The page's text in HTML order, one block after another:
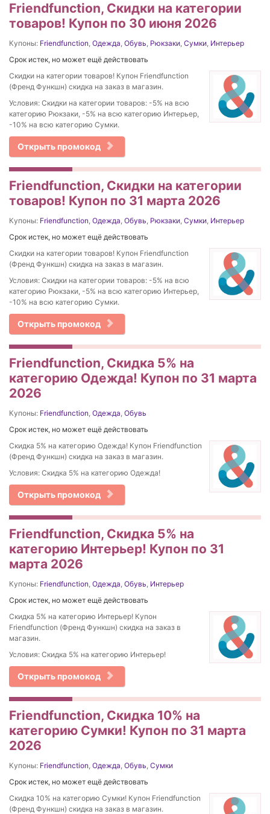
Friendfunction, Скидки на категории
товаров! Купон по 30 июня 2026
Купоны: Friendfunction, Одежда, Обувь, Рюкзаки, Сумки, Интерьер
Срок истек, но может ещё действовать
Скидки на категории товаров! Купон Friendfunction
(Френд Функшн) скидка на заказ в магазин.
Условия: Скидки на категории товаров: -5% на всю
категорию Рюкзаки, -5% на всю категорию Интерьер,
-10% на всю категорию Сумки.
Открыть промокод
Friendfunction, Скидки на категории
товаров! Купон по 31 марта 2026
Купоны: Friendfunction, Одежда, Обувь, Рюкзаки, Сумки, Интерьер
Срок истек, но может ещё действовать
Скидки на категории товаров! Купон Friendfunction
(Френд Функшн) скидка на заказ в магазин.
Условия: Скидки на категории товаров: -5% на всю
категорию Рюкзаки, -5% на всю категорию Интерьер,
-10% на всю категорию Сумки.
Открыть промокод
Friendfunction, Скидка 5% на
категорию Одежда! Купон по 31 марта
2026
Купоны: Friendfunction, Одежда, Обувь
Срок истек, но может ещё действовать
Скидка 5% на категорию Одежда! Купон Friendfunction
(Френд Функшн) скидка на заказ в магазин.
Условия: Скидка 5% на категорию Одежда!
Открыть промокод
Friendfunction, Скидка 5% на
категорию Интерьер! Купон по 31
марта 2026
Купоны: Friendfunction, Одежда, Обувь, Интерьер
Срок истек, но может ещё действовать
Скидка 5% на категорию Интерьер! Купон
Friendfunction (Френд Функшн) скидка на заказ в
магазин.
Условия: Скидка 5% на категорию Интерьер!
Открыть промокод
Friendfunction, Скидка 10% на
категорию Сумки! Купон по 31 марта
2026
Купоны: Friendfunction, Одежда, Обувь, Сумки
Срок истек, но может ещё действовать
Скидка 10% на категорию Сумки! Купон Friendfunction
(Френд Функшн) скидка на заказ в магазин.